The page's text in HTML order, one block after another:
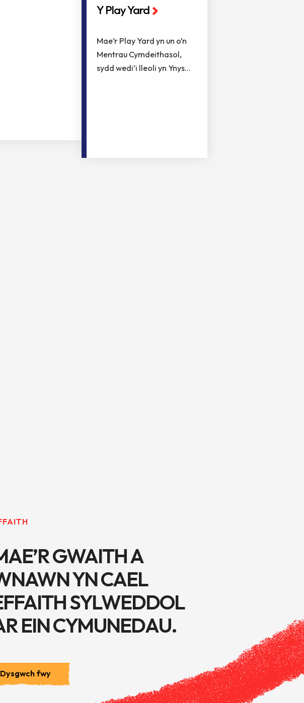
Y Play Yard
Mae’r Play Yard yn un o’n
Mentrau Cymdeithasol,
sydd wedi’i lleoli yn Ynys...
GWAITH A
YN CAEL
SYLWEDDOL
EIN CYMUNEDAU.
Dysgwch fwy